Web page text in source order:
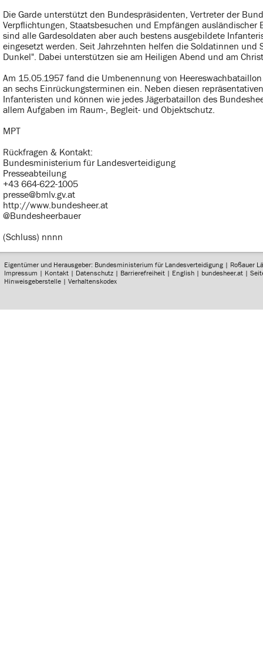
Die Garde unterstützt den Bundespräsidenten, Vertreter der
Verpflichtungen, Staatsbesuchen und Empfängen
sind alle Gardesoldaten aber auch bestens ausgebildete
eingesetzt werden. Seit Jahrzehnten helfen die Soldatinnen und
Dunkel". Dabei unterstützen sie am Heiligen Abend und am
Am 15.05.1957 fand die Umbenennung von
an sechs Einrückungsterminen ein. Neben diesen
Infanteristen und können wie jedes Jägerbataillon des
allem Aufgaben im Raum-, Begleit- und Objektschutz.
MPT
Rückfragen & Kontakt:
Bundesministerium für Landesverteidigung
Presseabteilung
+43 664-622-1005
presse@bmlv.gv.at
http://www.bundesheer.at
@Bundesheerbauer
(Schluss) nnnn
Eigentümer und Herausgeber: Bundesministerium für Landesverteidigung | Roßauer
Impressum | Kontakt | Datenschutz | Barrierefreiheit | English | bundesheer.at |
Hinweisgeberstelle |Verhaltenskodex